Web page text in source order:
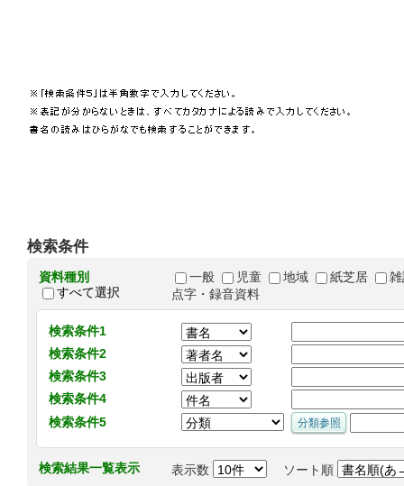
検索条件
資料種別
すべて選択
一般 児童 地域 紙芝居
点字・録音資料
検索条件1
検索条件2
検索条件3
検索条件4
検索条件5
検索結果一覧表示 表示数 ソート順